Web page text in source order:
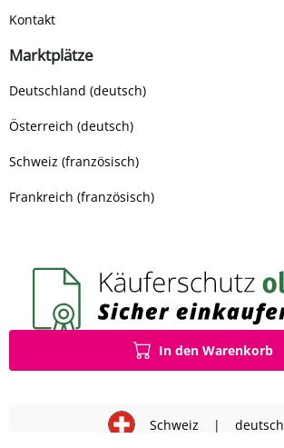
In den Warenkorb
Kontakt
Marktplätze
Deutschland (deutsch)
Österreich (deutsch)
Schweiz (französisch)
Frankreich (französisch)
Schweiz | deutsch